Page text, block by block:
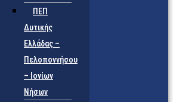
ΠΕΠ
Δυτικής
Ελλάδας –
Πελοποννήσου
– Ιονίων
Νήσων